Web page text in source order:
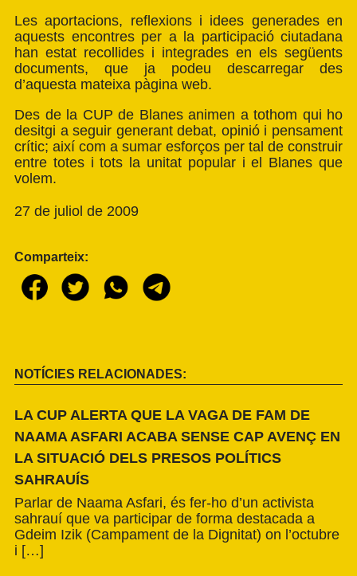
Les aportacions, reflexions i idees generades en
aquests encontres per a la participació ciutadana
han estat recollides i integrades en els següents
documents, que ja podeu descarregar des
d’aquesta mateixa pàgina web.
Des de la CUP de Blanes animen a tothom qui ho
desitgi a seguir generant debat, opinió i pensament
crític; així com a sumar esforços per tal de construir
entre totes i tots la unitat popular i el Blanes que
volem.
27 de juliol de 2009
Comparteix:
NOTÍCIES RELACIONADES:
LA CUP ALERTA QUE LA VAGA DE FAM DE
NAAMA ASFARI ACABA SENSE CAP AVENÇ EN
LA SITUACIÓ DELS PRESOS POLÍTICS
SAHRAUÍS
Parlar de Naama Asfari, és fer-ho d’un activista
sahrauí que va participar de forma destacada a
Gdeim Izik (Campament de la Dignitat) on l’octubre
i […]